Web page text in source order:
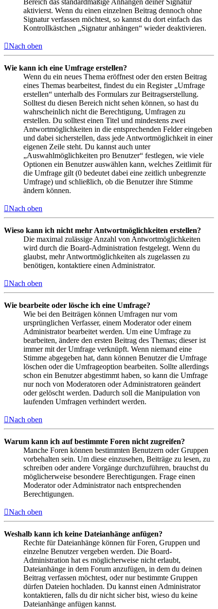
Bereich das standardmäßige Anhängen deiner Signatur
aktivierst. Wenn du einen einzelnen Beitrag dennoch ohne
Signatur verfassen möchtest, so kannst du dort einfach das
Kontrollkästchen „Signatur anhängen“ wieder deaktivieren.
Nach oben
Wie kann ich eine Umfrage erstellen?
Wenn du ein neues Thema eröffnest oder den ersten Beitrag
eines Themas bearbeitest, findest du ein Register „Umfrage
erstellen“ unterhalb des Formulars zur Beitragserstellung.
Solltest du diesen Bereich nicht sehen können, so hast du
wahrscheinlich nicht die Berechtigung, Umfragen zu
erstellen. Du solltest einen Titel und mindestens zwei
Antwortmöglichkeiten in die entsprechenden Felder eingeben
und dabei sicherstellen, dass jede Antwortmöglichkeit in einer
eigenen Zeile steht. Du kannst auch unter
„Auswahlmöglichkeiten pro Benutzer“ festlegen, wie viele
Optionen ein Benutzer auswählen kann, welches Zeitlimit für
die Umfrage gilt (0 bedeutet dabei eine zeitlich unbegrenzte
Umfrage) und schließlich, ob die Benutzer ihre Stimme
ändern können.
Nach oben
Wieso kann ich nicht mehr Antwortmöglichkeiten erstellen?
Die maximal zulässige Anzahl von Antwortmöglichkeiten
wird durch die Board-Administration festgelegt. Wenn du
glaubst, mehr Antwortmöglichkeiten als zugelassen zu
benötigen, kontaktiere einen Administrator.
Nach oben
Wie bearbeite oder lösche ich eine Umfrage?
Wie bei den Beiträgen können Umfragen nur vom
ursprünglichen Verfasser, einem Moderator oder einem
Administrator bearbeitet werden. Um eine Umfrage zu
bearbeiten, ändere den ersten Beitrag des Themas; dieser ist
immer mit der Umfrage verknüpft. Wenn niemand eine
Stimme abgegeben hat, dann können Benutzer die Umfrage
löschen oder die Umfrageoption bearbeiten. Sollte allerdings
schon ein Benutzer abgestimmt haben, so kann die Umfrage
nur noch von Moderatoren oder Administratoren geändert
oder gelöscht werden. Dadurch soll die Manipulation von
laufenden Umfragen verhindert werden.
Nach oben
Warum kann ich auf bestimmte Foren nicht zugreifen?
Manche Foren können bestimmten Benutzern oder Gruppen
vorbehalten sein. Um diese einzusehen, Beiträge zu lesen, zu
schreiben oder andere Vorgänge durchzuführen, brauchst du
möglicherweise besondere Berechtigungen. Frage einen
Moderator oder Administrator nach entsprechenden
Berechtigungen.
Nach oben
Weshalb kann ich keine Dateianhänge anfügen?
Rechte für Dateianhänge können für Foren, Gruppen und
einzelne Benutzer vergeben werden. Die Board-
Administration hat es möglicherweise nicht erlaubt,
Dateianhänge in dem Forum anzufügen, in dem du deinen
Beitrag verfassen möchtest, oder nur bestimmte Gruppen
dürfen Dateien hochladen. Du kannst einen Administrator
kontaktieren, falls du dir nicht sicher bist, wieso du keine
Dateianhänge anfügen kannst.